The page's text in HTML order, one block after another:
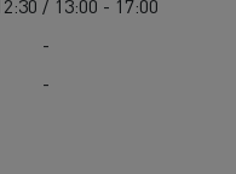
/ 13:00 - 17:00
-
-